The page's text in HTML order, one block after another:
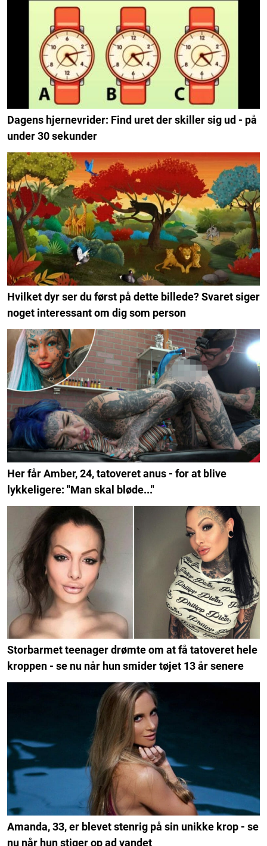
Dagens hjernevrider: Find uret der skiller sig ud - på
under 30 sekunder
Hvilket dyr ser du først på dette billede? Svaret siger
noget interessant om dig som person
Her får Amber, 24, tatoveret anus - for at blive
lykkeligere: "Man skal bløde..."
Storbarmet teenager drømte om at få tatoveret hele
kroppen - se nu når hun smider tøjet 13 år senere
Amanda, 33, er blevet stenrig på sin unikke krop - se
nu når hun stiger op ad vandet